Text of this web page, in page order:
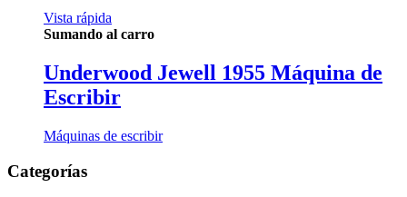
Vista rápida
Sumando al carro
Underwood Jewell 1955 Máquina de
Escribir
Máquinas de escribir
Categorías